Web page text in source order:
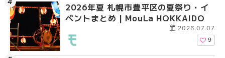
2026年夏 札幌市豊平区の夏祭り・イ
ベントまとめ | MouLa HOKKAIDO
2026.07.07
9
2026年夏 札幌市手稲
ベントまとめ |
2026年夏 札幌市西区
ントまとめ | MouLa